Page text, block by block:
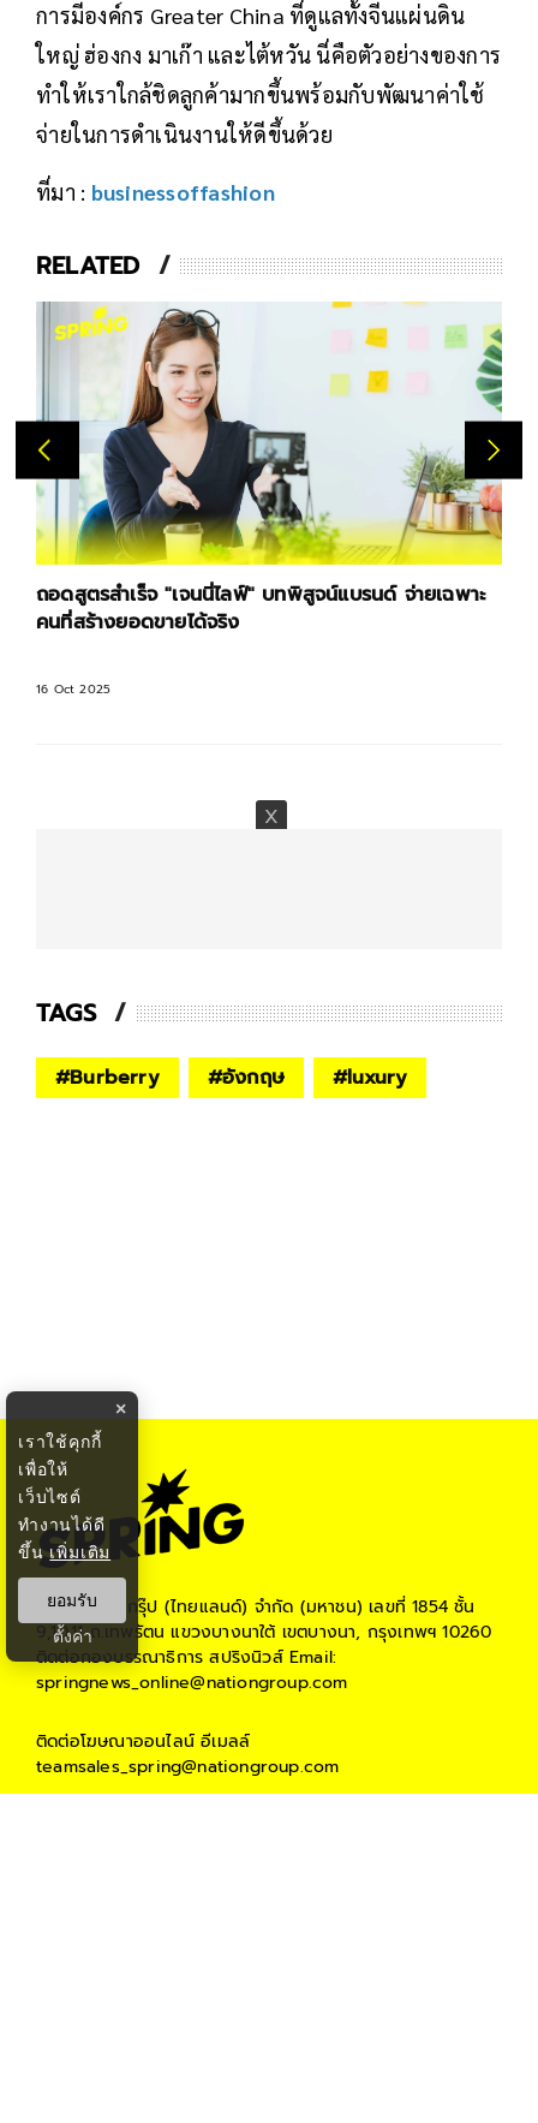
โดยตรง แทนที่จะผ่านประธานเจ้าหน้าที่ฝ่าย
พาณิชย์ และเรายังปรับโครงสร้างภูมิภาคใหม่ เช่น
การมีองค์กร Greater China ที่ดูแลทั้งจีนแผ่นดิน
ใหญ่ ฮ่องกง มาเก๊า และไต้หวัน นี่คือตัวอย่างของการ
ทำให้เราใกล้ชิดลูกค้ามากขึ้นพร้อมกับพัฒนาค่าใช้
ที่มา :businessoffashion
RELATED
คนที่สร้างยอดขายได้จริง
TAGS
บริษัท เนชั่น กรุ๊ป (ไทยแลนด์) จำกัด (มหาชน)
ติดต่อกองบรรณาธิการ สปริงนิวส์
springnews_online@nationgroup.com
×
เราใช้คุกกี้
เพื่อให้
เว็บไซต์
ทำงานได้ดี
ขึ้นเพิ่มเติม
ยอมรับ
ตั้งค่า